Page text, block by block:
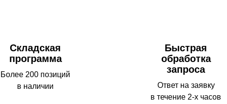
Складская
программа
Более 200 позиций
в наличии
Быстрая
обработка
запроса
Ответ на заявку
в течение 2-х часов